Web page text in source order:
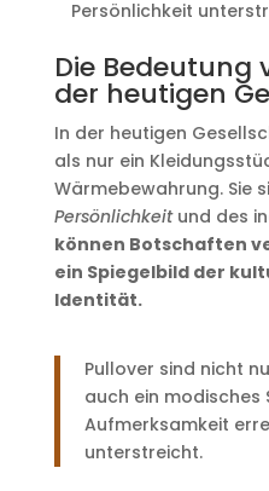
Persönlichkeit
Die Bedeutung
der heutigen
In der heutigen
als nur ein
Wärmebewahrung. Sie
Persönlichkeitund des
können Botschaften
ein Spiegelbild der
Identität.
Pullover sind nicht
auch ein modisches
Aufmerksamkeit
unterstreicht.